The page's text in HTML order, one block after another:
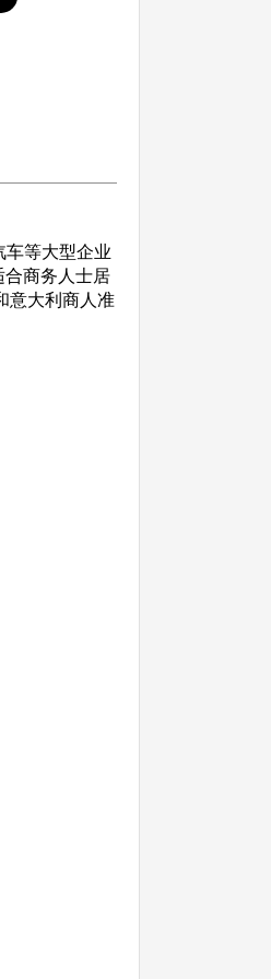
车等大型企业
合商务人士居
意大利商人准